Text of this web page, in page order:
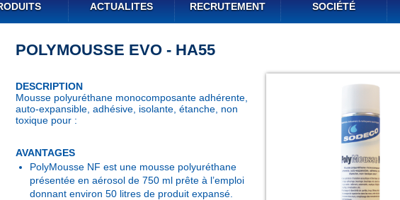
ACTUALITES RECRUTEMENT SOCIÉTÉ
POLYMOUSSE EVO - HA55
DESCRIPTION
Mousse polyuréthane monocomposante adhérente,
auto-expansible, adhésive, isolante, étanche, non
toxique pour :
AVANTAGES
PolyMousse NF est une mousse polyuréthane
présentée en aérosol de 750 ml prête à l’emploi
donnant environ 50 litres de produit expansé.